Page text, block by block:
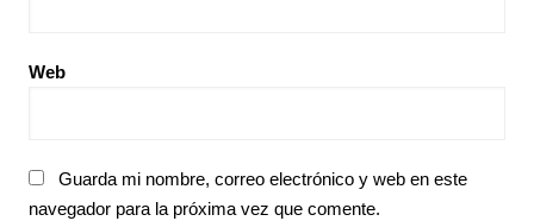
Web
Guarda mi nombre, correo electrónico y web en este
navegador para la próxima vez que comente.